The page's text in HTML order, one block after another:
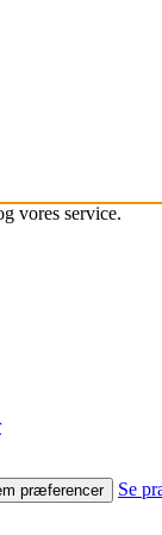
vores service.
præferencer Se